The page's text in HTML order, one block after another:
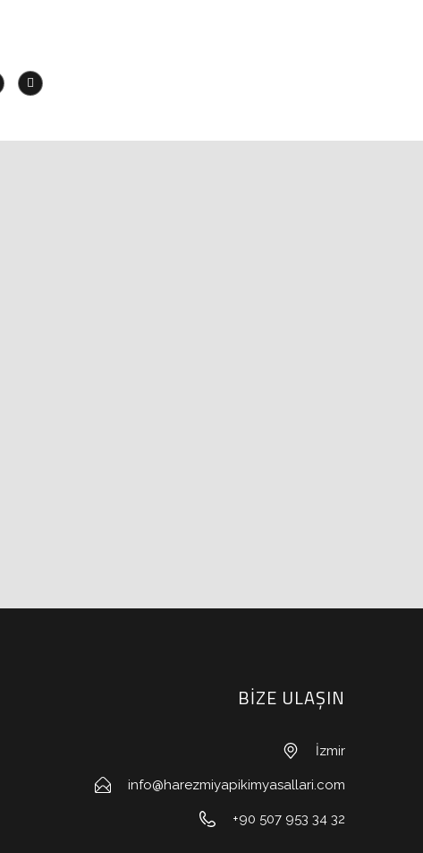
BİZE ULAŞIN
İzmir
info@harezmiyapikimyasallari.com
+90 507 953 34 32